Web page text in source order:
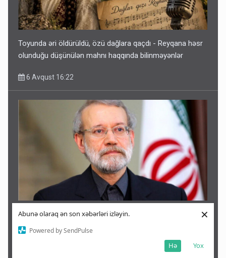
Abunə olaraq ən son xəbərləri izləyin.
Powered by SendPulse
Yox
Hə
×
Toyunda əri öldürüldü, özü dağlara qaçdı - Reyqana həsr
olunduğu düşünülən mahnı haqqında bilinməyənlər
6 Avqust 16:22
Laricaninin öldürülməsi barədə yeni xəbər: Oğlu vasitəsilə
ələ keçirilib